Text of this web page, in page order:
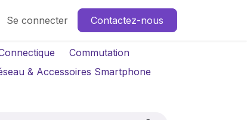
Se connecter Contactez-nous
Commutation
& Accessoires Smartphone